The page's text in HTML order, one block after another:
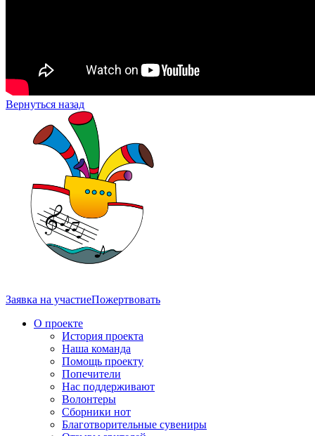
Вернуться назад
Заявка на участиеПожертвовать
О проекте
История проекта
Наша команда
Помощь проекту
Попечители
Нас поддерживают
Волонтеры
Сборники нот
Благотворительные сувениры